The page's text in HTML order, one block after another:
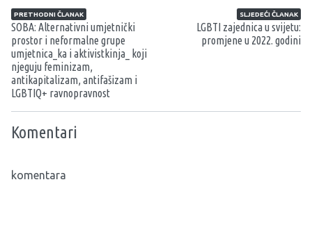
Navigacija članaka
PRETHODNI ČLANAK
SOBA: Alternativni umjetnički
prostor i neformalne grupe
umjetnica_ka i aktivistkinja_ koji
njeguju feminizam,
antikapitalizam, antifašizam i
LGBTIQ+ ravnopravnost
SLJEDEĆI ČLANAK
LGBTI zajednica u svijetu:
promjene u 2022. godini
Komentari
komentara